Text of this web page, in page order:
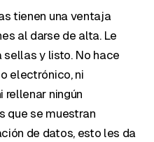
tienen una ventaja
al darse de alta. Le
sellas y listo. No hace
electrónico, ni
rellenar ningún
que se muestran
de datos, esto les da